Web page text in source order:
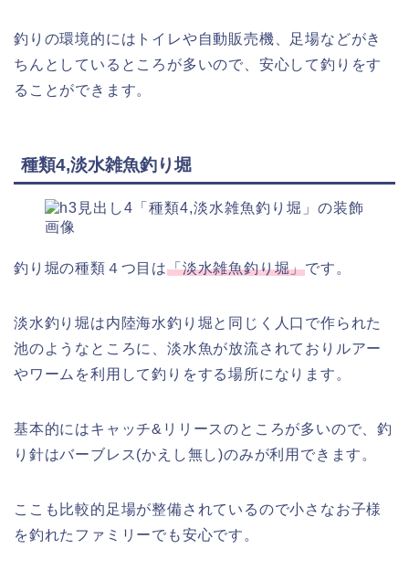
釣りの環境的にはトイレや自動販売機、足場などがき
ちんとしているところが多いので、安心して釣りをす
ることができます。
種類4,淡水雑魚釣り堀
釣り堀の種類４つ目は「淡水雑魚釣り堀」です。
淡水釣り堀は内陸海水釣り堀と同じく人口で作られた
池のようなところに、淡水魚が放流されておりルアー
やワームを利用して釣りをする場所になります。
基本的にはキャッチ&リリースのところが多いので、釣
り針はバーブレス(かえし無し)のみが利用できます。
ここも比較的足場が整備されているので小さなお子様
を釣れたファミリーでも安心です。